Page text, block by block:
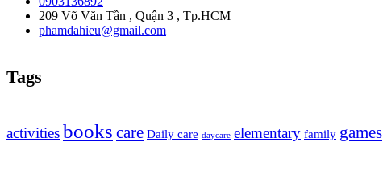
209 Võ Văn Tần , Quận 3 , Tp.HCM
phamdahieu@gmail.com
Tags
activitiesbooks care Daily care daycare elementary family games